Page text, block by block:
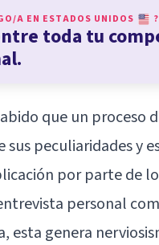
A EN ESTADOS UNIDOS ?
toda tu
que un proceso
sus peculiaridades y
por parte de
personal
esta genera